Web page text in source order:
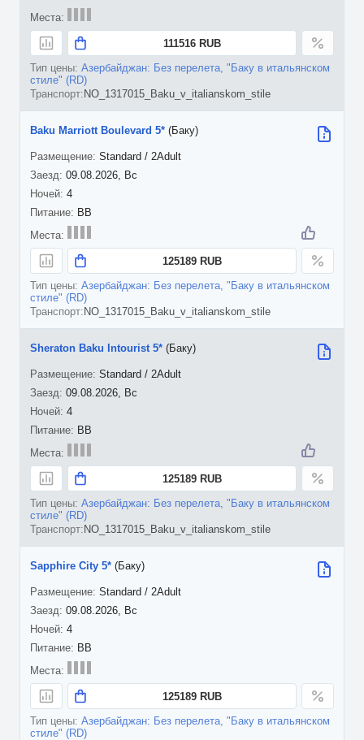
111516 RUB
Азербайджан: Без перелета, "Баку в итальянском
стиле" (RD)
NO_1317015_Baku_v_italianskom_stile
09.08.2026, Вс
4
Baku Marriott Boulevard 5* (Баку)
Standard / 2Adult
BB
125189 RUB
Азербайджан: Без перелета, "Баку в итальянском
стиле" (RD)
NO_1317015_Baku_v_italianskom_stile
09.08.2026, Вс
4
Sheraton Baku Intourist 5* (Баку)
Standard / 2Adult
BB
125189 RUB
Азербайджан: Без перелета, "Баку в итальянском
стиле" (RD)
NO_1317015_Baku_v_italianskom_stile
09.08.2026, Вс
4
Sapphire City 5* (Баку)
Standard / 2Adult
BB
125189 RUB
Азербайджан: Без перелета, "Баку в итальянском
стиле" (RD)